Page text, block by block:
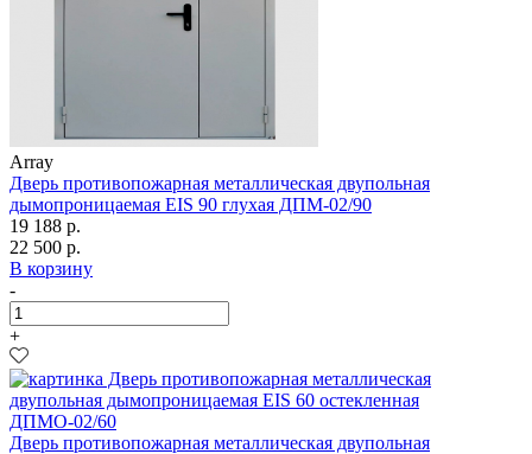
Array
Дверь противопожарная металлическая двупольная
дымопроницаемая EIS 90 глухая ДПМ-02/90
19 188 р.
22 500 р.
В корзину
-
+
Дверь противопожарная металлическая двупольная